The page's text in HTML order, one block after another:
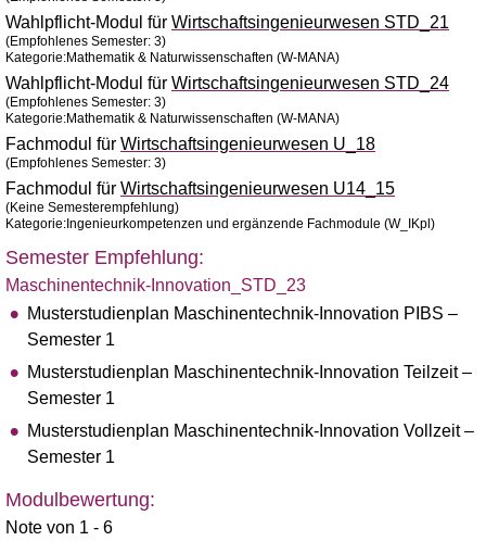
Wahlpflicht-Modul für Wirtschaftsingenieurwesen STD_21
(Empfohlenes Semester: 3)
Kategorie:Mathematik & Naturwissenschaften (W-MANA)
Wahlpflicht-Modul für Wirtschaftsingenieurwesen STD_24
(Empfohlenes Semester: 3)
Kategorie:Mathematik & Naturwissenschaften (W-MANA)
Fachmodul für Wirtschaftsingenieurwesen U_18
(Empfohlenes Semester: 3)
Fachmodul für Wirtschaftsingenieurwesen U14_15
(Keine Semesterempfehlung)
Kategorie:Ingenieurkompetenzen und ergänzende Fachmodule (W_IKpl)
Semester Empfehlung:
Maschinentechnik-Innovation_STD_23
Musterstudienplan Maschinentechnik-Innovation PIBS –
Semester 1
Musterstudienplan Maschinentechnik-Innovation Teilzeit –
Semester 1
Musterstudienplan Maschinentechnik-Innovation Vollzeit –
Semester 1
Modulbewertung:
Note von 1 - 6